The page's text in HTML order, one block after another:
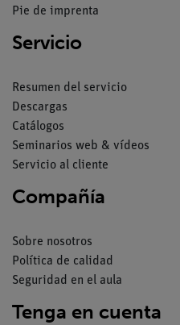
Pie de imprenta
Servicio
Resumen del servicio
Descargas
Catálogos
Seminarios web & vídeos
Servicio al cliente
Compañía
Sobre nosotros
Política de calidad
Seguridad en el aula
Tenga en cuenta